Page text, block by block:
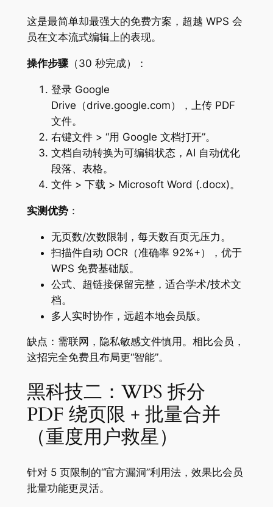
这是最简单却最强大的免费方案，超越 WPS 会
员在文本流式编辑上的表现。
操作步骤（30 秒完成）：
登录 Google
Drive（drive.google.com），上传 PDF
文件。
右键文件 > “用 Google 文档打开”。
文档自动转换为可编辑状态，AI 自动优化
段落、表格。
文件 > 下载 > Microsoft Word (.docx)。
实测优势：
无页数/次数限制，每天数百页无压力。
扫描件自动 OCR（准确率 92%+），优于
WPS 免费基础版。
公式、超链接保留完整，适合学术/技术文
档。
多人实时协作，远超本地会员版。
缺点：需联网，隐私敏感文件慎用。相比会员，
这招完全免费且布局更“智能”。
黑科技二：WPS 拆分
PDF 绕页限 + 批量合并
（重度用户救星）
针对 5 页限制的“官方漏洞”利用法，效果比会员
批量功能更灵活。